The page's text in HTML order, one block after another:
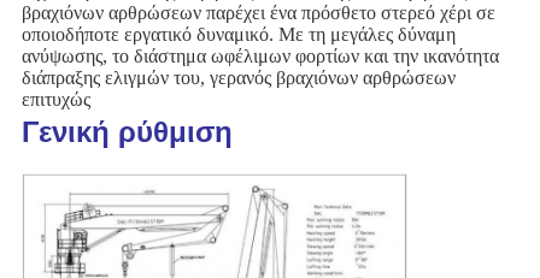
βραχιόνων αρθρώσεων παρέχει ένα πρόσθετο στερεό χέρι σε
οποιοδήποτε εργατικό δυναμικό. Με τη μεγάλες δύναμη
ανύψωσης, το διάστημα ωφέλιμων φορτίων και την ικανότητα
διάπραξης ελιγμών του, γερανός βραχιόνων αρθρώσεων
επιτυχώς
Γενική ρύθμιση